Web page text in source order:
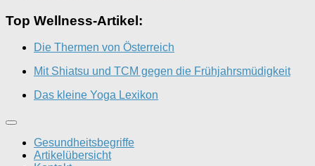
Top Wellness-Artikel:
Die Thermen von Österreich
Mit Shiatsu und TCM gegen die Frühjahrsmüdigkeit
Das kleine Yoga Lexikon
Gesundheitsbegriffe
Artikelübersicht